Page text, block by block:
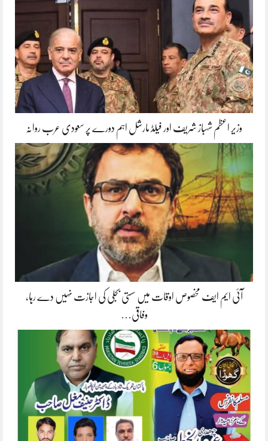
وزیر اعظم شہباز شریف اور فیلڈ مارشل اہم دورے پر سعودی عرب روانہ
آئی ایم ایف مخصوص اوقات میں سستی بجلی کی اجازت نہیں دے رہا،
وفاقی…